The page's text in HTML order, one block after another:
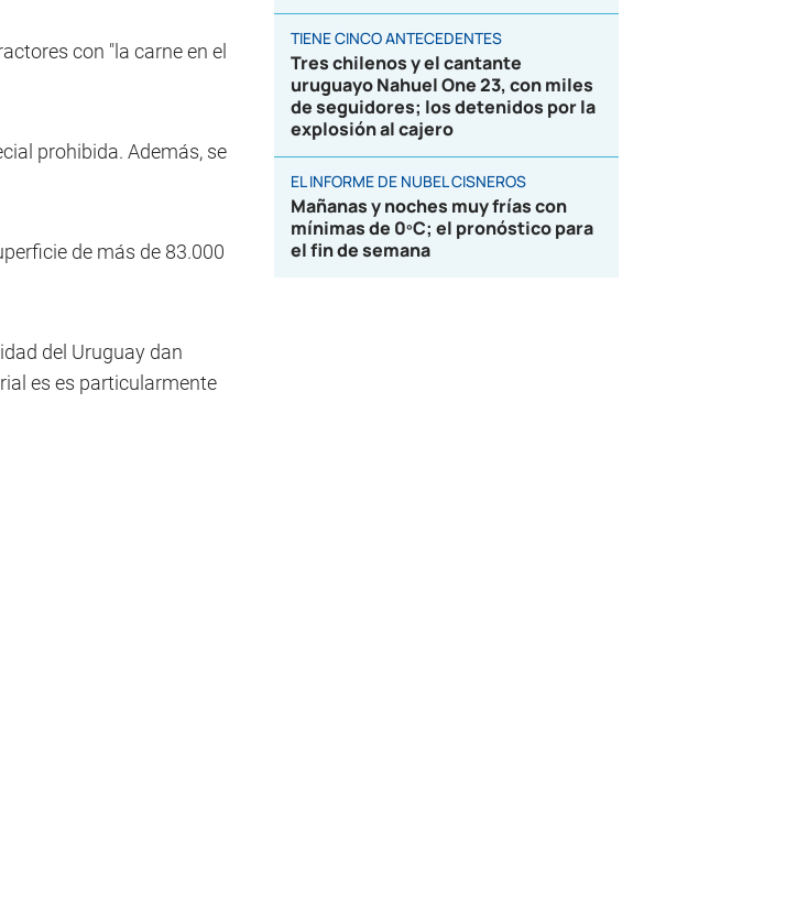
con "la carne en el
prohibida. Además, se
de más de 83.000
del Uruguay dan
es es particularmente
TIENE CINCO ANTECEDENTES
Tres chilenos y el cantante
uruguayo Nahuel One 23, con miles
de seguidores; los detenidos por la
explosión al cajero
EL INFORME DE NUBEL CISNEROS
Mañanas y noches muy frías con
mínimas de 0ºC; el pronóstico para
el fin de semana